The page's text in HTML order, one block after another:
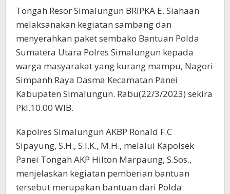
Tongah Resor Simalungun BRIPKA E. Siahaan
melaksanakan kegiatan sambang dan
menyerahkan paket sembako Bantuan Polda
Sumatera Utara Polres Simalungun kepada
warga masyarakat yang kurang mampu, Nagori
Simpanh Raya Dasma Kecamatan Panei
Kabupaten Simalungun. Rabu(22/3/2023) sekira
Pkl.10.00 WIB.
Kapolres Simalungun AKBP Ronald F.C
Sipayung, S.H., S.I.K., M.H., melalui Kapolsek
Panei Tongah AKP Hilton Marpaung, S.Sos.,
menjelaskan kegiatan pemberian bantuan
tersebut merupakan bantuan dari Polda